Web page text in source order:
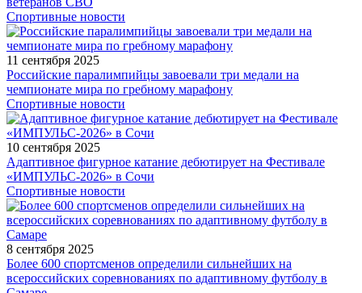
Спортивные новости
11 сентября 2025
Российские паралимпийцы завоевали три медали на
чемпионате мира по гребному марафону
Спортивные новости
10 сентября 2025
Адаптивное фигурное катание дебютирует на Фестивале
«ИМПУЛЬС-2026» в Сочи
Спортивные новости
8 сентября 2025
Более 600 спортсменов определили сильнейших на
всероссийских соревнованиях по адаптивному футболу в